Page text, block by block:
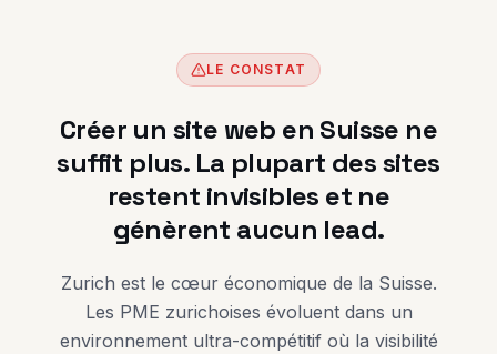
LE CONSTAT
Créer un site web en Suisse ne
suffit plus. La plupart des sites
restent invisibles et ne
génèrent aucun lead.
Zurich est le cœur économique de la Suisse.
Les PME zurichoises évoluent dans un
environnement ultra-compétitif où la visibilité